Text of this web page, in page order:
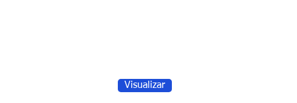
Visualizar